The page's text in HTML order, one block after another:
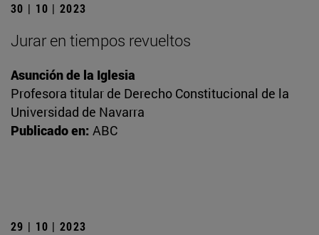
30 | 10 | 2023
Jurar en tiempos revueltos
Asunción de la Iglesia
Profesora titular de Derecho Constitucional de la
Universidad de Navarra
Publicado en: ABC
29 | 10 | 2023